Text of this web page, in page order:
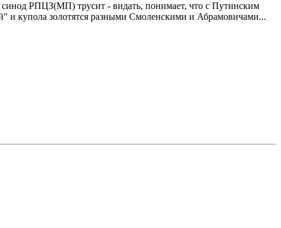
синод РПЦЗ(МП) трусит - видать, понимает, что с Путинским
и купола золотятся разными Смоленскими и Абрамовичами...